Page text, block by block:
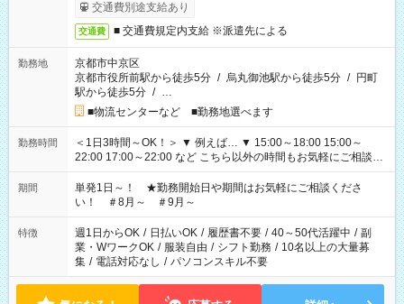
交通費別途支給あり
交通費 ■ 交通費規定内支給 ※派遣先による
勤務地
京都市中京区
京都市役所前駅から徒歩5分 / 烏丸御池駅から徒歩5分 / 円町
駅から徒歩5分 / …
■物流センターなど ■勤務地選べます
勤務時間
＜1日3時間～OK！＞ ▼ 例えば… ▼ 15:00～18:00 15:00～
22:00 17:00～22:00 など こちら以外の時間もお気軽にご相談く
ださい！
期間
単発1日～！ ★勤務開始日や期間はお気軽にご相談くださ
い！ ＃8月～ ＃9月～
特徴 週1日からOK / 日払いOK / 履歴書不要 / 40～50代活躍中 / 副
業・WワークOK / 服装自由 / シフト勤務 / 10名以上の大量募
集 / 電話対応なし / パソコンスキル不要